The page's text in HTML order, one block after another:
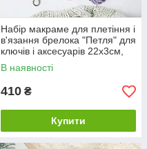
Набір макраме для плетіння і
в'язання брелока "Петля" для
ключів і аксесуарів 22х3см,
фіолетовий з рожевим
В наявності
410 ₴
Купити